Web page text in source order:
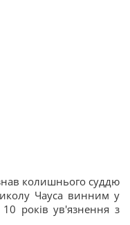
колишнього суддю
Чауса винним у
років ув'язнення з